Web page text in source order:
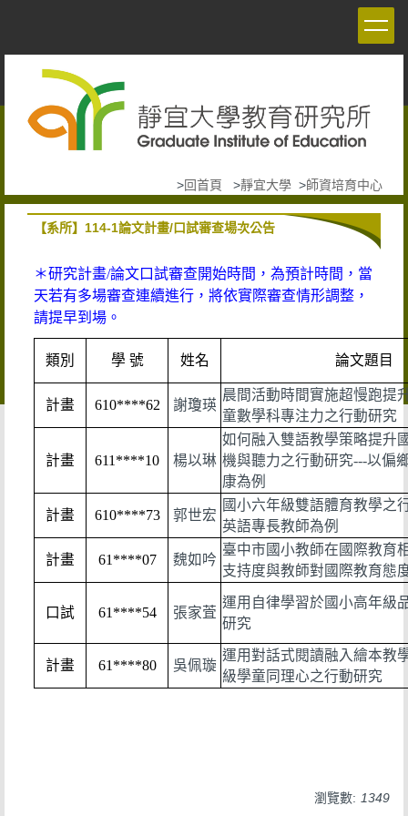
>回首頁 >靜宜大學 >師資培育中心
【系所】114-1論文計畫/口試審查場次公告
＊研究計畫/論文口試審查開始時間，為預計時間，當
天若有多場審查連續進行，將依實際審查情形調整，
請提早到場。
類別 學 號 姓名 論文題目
計畫 610****62 謝瓊瑛
晨間活動時間實施超慢跑提
童數學科專注力之行動研究
計畫 611****10 楊以琳
如何融入雙語教學策略提升
機與聽力之行動研究---以偏
康為例
計畫 610****73 郭世宏
國小六年級雙語體育教學之
英語專長教師為例
計畫 61****07 魏如吟
臺中市國小教師在國際教育
支持度與教師對國際教育態
口試 61****54 張家萓
運用自律學習於國小高年級
研究
計畫 61****80 吳佩璇
運用對話式閱讀融入繪本教
級學童同理心之行動研究
瀏覽數: 1349